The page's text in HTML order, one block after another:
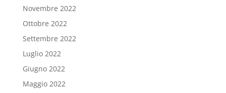
Novembre 2022
Ottobre 2022
Settembre 2022
Luglio 2022
Giugno 2022
Maggio 2022